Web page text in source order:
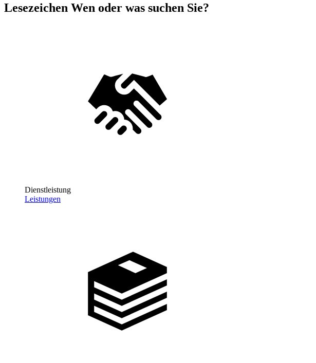
Lesezeichen Wen oder was suchen Sie?
Dienstleistung
Leistungen